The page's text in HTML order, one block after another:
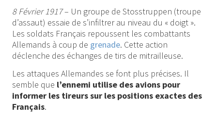
8 Février 1917– Un groupe de Stosstruppen (troupe
d’assaut) essaie de s’infiltrer au niveau du « doigt ».
Les soldats Français repoussent les combattants
Allemands à coup de grenade. Cette action
déclenche des échanges de tirs de mitrailleuse.
Les attaques Allemandes se font plus précises. Il
semble que l’ennemi utilise des avions pour
informer les tireurs sur les positions exactes des
Français.